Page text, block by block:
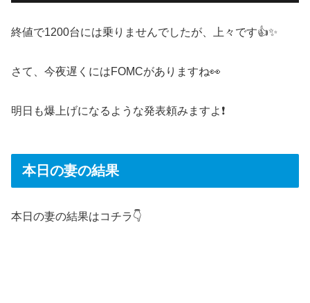
終値で1200台には乗りませんでしたが、上々です👍✨
さて、今夜遅くにはFOMCがありますね👀
明日も爆上げになるような発表頼みますよ❗️
本日の妻の結果
本日の妻の結果はコチラ👇